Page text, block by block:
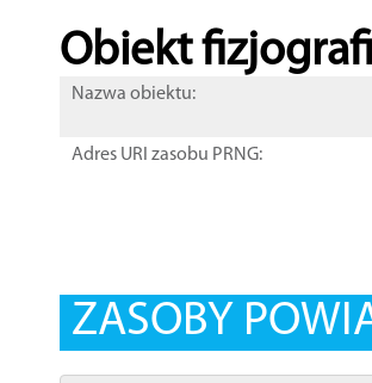
Obiekt
Nazwa obiektu:
Adres URI zasobu PRNG:
ZASOBY